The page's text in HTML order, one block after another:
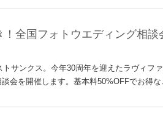
！全国フォトウエディング相談
サンクス。今年30周年を迎えたラヴィフ
会を開催します。基本料50%OFFでお得